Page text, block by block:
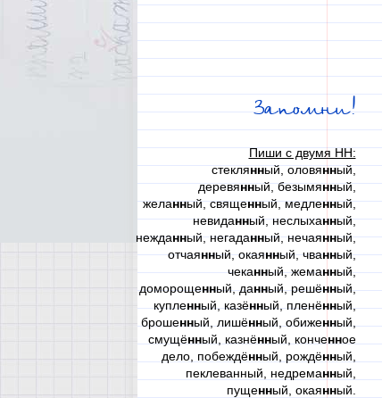
Запомни!
Пиши с двумя НН:
стеклянный, оловянный,
деревянный, безымянный,
желанный, священный, медленный,
невиданный, неслыханный,
нежданный, негаданный, нечаянный,
отчаянный, окаянный, чванный,
чеканный, жеманный,
доморощенный, данный, решённый,
купленный, казённый, пленённый,
брошенный, лишённый, обиженный,
смущённый, казнённый, конченное
дело, побеждённый, рождённый,
пеклеванный, недреманный,
пущенный, окаянный.